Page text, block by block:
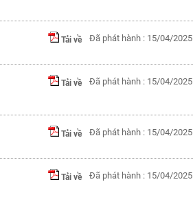
Tải về Đã phát hành : 15/04/2025
Tải về Đã phát hành : 15/04/2025
Tải về Đã phát hành : 15/04/2025
Tải về Đã phát hành : 15/04/2025